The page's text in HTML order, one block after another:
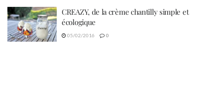
CREAZY, de la crème chantilly simple et
écologique
05/02/2016 0